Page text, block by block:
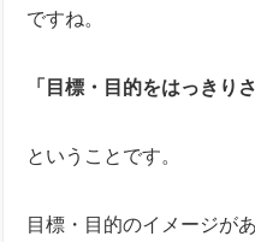
ですね。
「目標・目的をはっきり
ということです。
目標・目的のイメージが